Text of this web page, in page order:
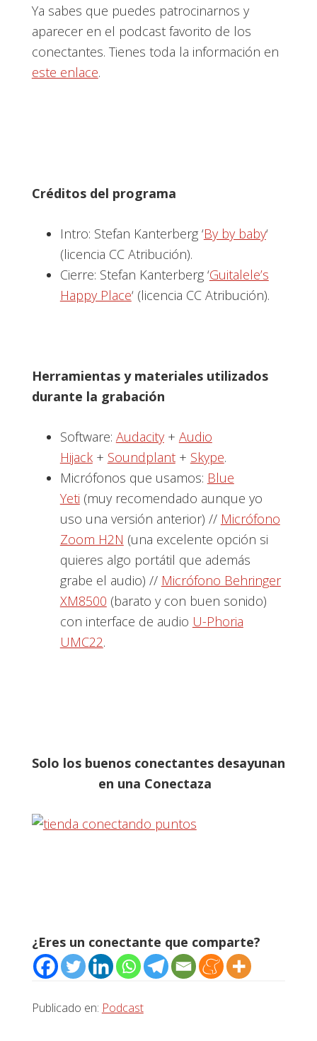
Ya sabes que puedes patrocinarnos y
aparecer en el podcast favorito de los
conectantes. Tienes toda la información en
este enlace.
Créditos del programa
Intro: Stefan Kanterberg ‘By by baby‘
(licencia CC Atribución).
Cierre: Stefan Kanterberg ‘Guitalele’s
Happy Place‘ (licencia CC Atribución).
Herramientas y materiales utilizados
durante la grabación
Software: Audacity+ Audio
Hijack+ Soundplant+ Skype.
Micrófonos que usamos: Blue
Yeti (muy recomendado aunque yo
uso una versión anterior) // Micrófono
Zoom H2N (una excelente opción si
quieres algo portátil que además
grabe el audio) // Micrófono Behringer
XM8500 (barato y con buen sonido)
con interface de audio U-Phoria
UMC22.
Solo los buenos conectantes desayunan
en una Conectaza
¿Eres un conectante que comparte?
Publicado en: Podcast